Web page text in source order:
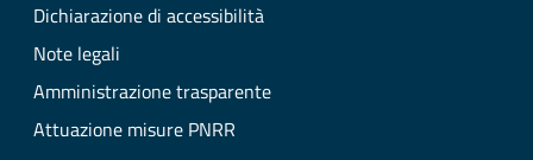
Dichiarazione di accessibilità
Note legali
Amministrazione trasparente
Attuazione misure PNRR